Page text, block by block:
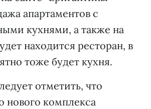
апартаментов с
кухнями, а также на
находится ресторан, в
тоже будет кухня.
отметить, что
нового комплекса